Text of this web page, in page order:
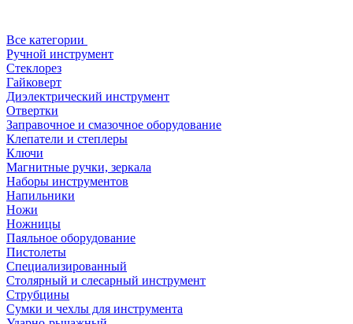
Все категории
Ручной инструмент
Стеклорез
Гайковерт
Диэлектрический инструмент
Отвертки
Заправочное и смазочное оборудование
Клепатели и степлеры
Ключи
Магнитные ручки, зеркала
Наборы инструментов
Напильники
Ножи
Ножницы
Паяльное оборудование
Пистолеты
Специализированный
Столярный и слесарный инструмент
Струбцины
Сумки и чехлы для инструмента